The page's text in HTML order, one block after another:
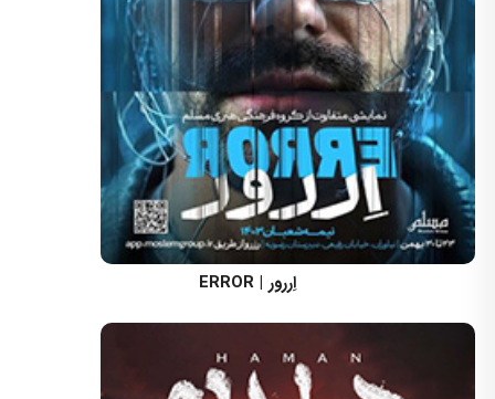
کارگردان: مسعود اسماعیلی
اِررور | ERROR